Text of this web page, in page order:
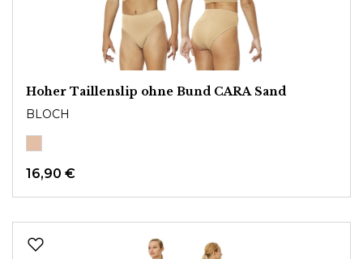
Hoher Taillenslip ohne Bund CARA Sand
BLOCH
16,90 €